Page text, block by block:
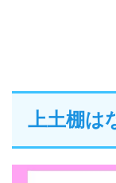
上土棚は